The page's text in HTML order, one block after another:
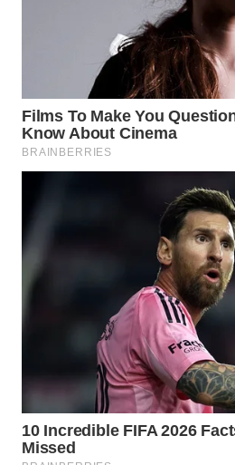
OTOMOTIF
WAHANA
HEALTH
Network
KONSUMEN
LISTRIK